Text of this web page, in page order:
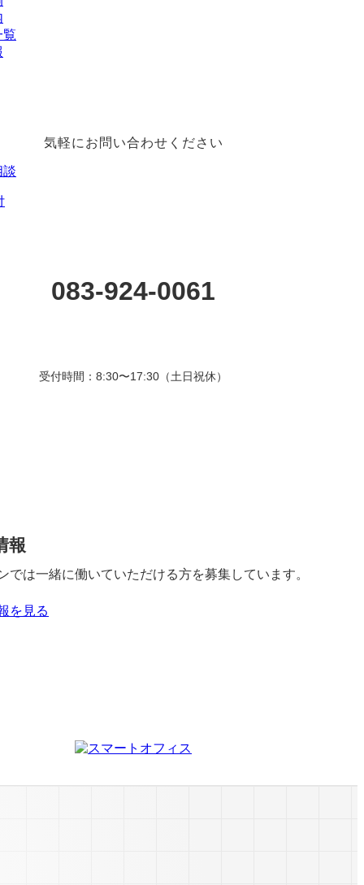
覧
気軽にお問い合わせください
談
083-924-0061
受付時間：8:30〜17:30（土日祝休）
報
では一緒に働いていただける方を募集しています。
を見る